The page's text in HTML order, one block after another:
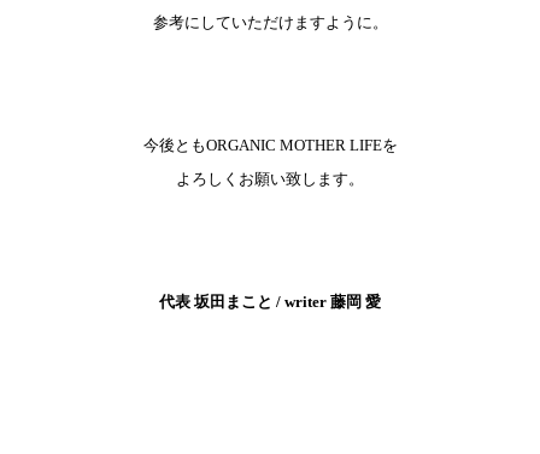
参考にしていただけますように。
今後ともORGANIC MOTHER LIFEを
よろしくお願い致します。
代表 坂田まこと / writer 藤岡 愛